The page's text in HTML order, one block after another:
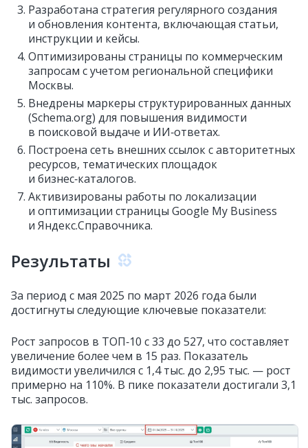
Разработана стратегия регулярного создания
и обновления контента, включающая статьи,
инструкции и кейсы.
Оптимизированы страницы по коммерческим
запросам с учетом региональной специфики
Москвы.
Внедрены маркеры структурированных данных
(Schema.org) для повышения видимости
в поисковой выдаче и ИИ‑ответах.
Построена сеть внешних ссылок с авторитетных
ресурсов, тематических площадок
и бизнес‑каталогов.
Активизированы работы по локализации
и оптимизации страницы Google My Business
и Яндекс.Справочника.
Результаты
За период с мая 2025 по март 2026 года были
достигнуты следующие ключевые показатели:
Рост запросов в ТОП‑10 с 33 до 527, что составляет
увеличение более чем в 15 раз. Показатель
видимости увеличился с 1,4 тыс. до 2,95 тыс. — рост
примерно на 110%. В пике показатели достигали 3,1
тыс. запросов.